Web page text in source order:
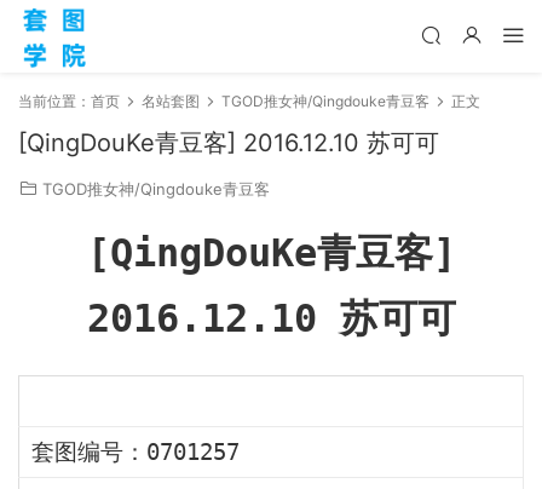
当前位置： 首页 名站套图 TGOD推女神/Qingdouke青豆客 正文
[QingDouKe青豆客] 2016.12.10 苏可可
TGOD推女神/Qingdouke青豆客
[QingDouKe青豆客]
2016.12.10 苏可可
套图编号：0701257